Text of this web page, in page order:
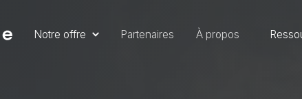
Notre offre Partenaires À propos